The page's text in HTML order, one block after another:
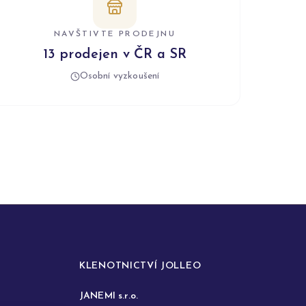
NAVŠTIVTE PRODEJNU
13 prodejen v ČR a SR
Osobní vyzkoušení
KLENOTNICTVÍ JOLLEO
JANEMI s.r.o.